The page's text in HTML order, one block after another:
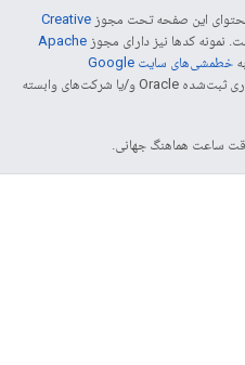
این صفحه تحت مجوز Creative
نمونه کدها نیز دارای مجوز Apache
خطمشی‌های سایت Google
مراجعه کنید. جاوا علامت تجاری ثبت‌شده Oracle و/یا شرکت‌های وابسته